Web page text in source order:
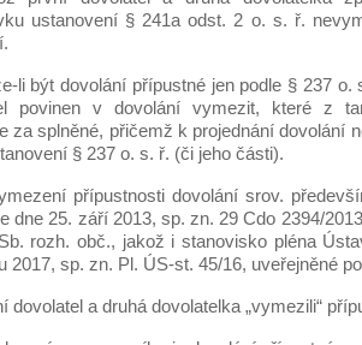
ustanovení § 241a odst. 2 o. s. ř.
li být dovolání přípustné jen podle § 237
povinen v dovolání vymezit, které z
za splněné, přičemž k projednání dovolání
§ 237 o. s. ř. (či jeho části).
přípustnosti dovolání srov.
dne 25. září 2013, sp. zn. 29 Cdo 2394/
rozh. obč., jakož i stanovisko pléna
2017, sp. zn. Pl. ÚS-st. 45/16, uveřejněné
dovolatel a druhá dovolatelka „vymezili“